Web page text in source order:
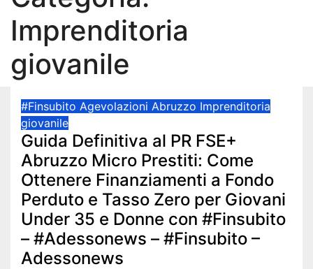
Imprenditoria
giovanile
#Finsubito Agevolazioni Abruzzo Imprenditoria
giovanile
Guida Definitiva al PR FSE+
Abruzzo Micro Prestiti: Come
Ottenere Finanziamenti a Fondo
Perduto e Tasso Zero per Giovani
Under 35 e Donne con #Finsubito
– #Adessonews – #Finsubito –
Adessonews